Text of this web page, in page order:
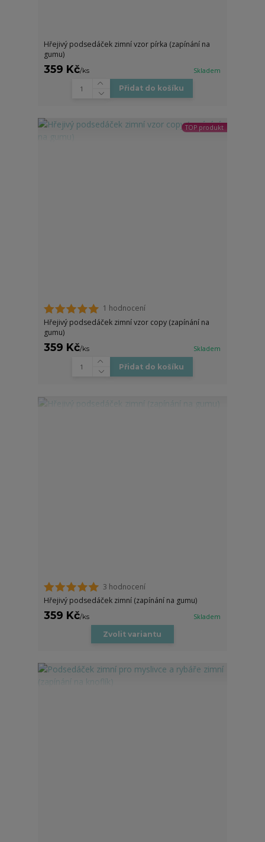
Hřejivý podsedáček zimní vzor pírka (zapínání na
gumu)
359 Kč/ks Skladem
Přidat do košíku
TOP produkt
1 hodnocení
Hřejivý podsedáček zimní vzor copy (zapínání na
gumu)
359 Kč/ks Skladem
Přidat do košíku
3 hodnocení
Hřejivý podsedáček zimní (zapínání na gumu)
359 Kč/ks Skladem
Zvolit variantu